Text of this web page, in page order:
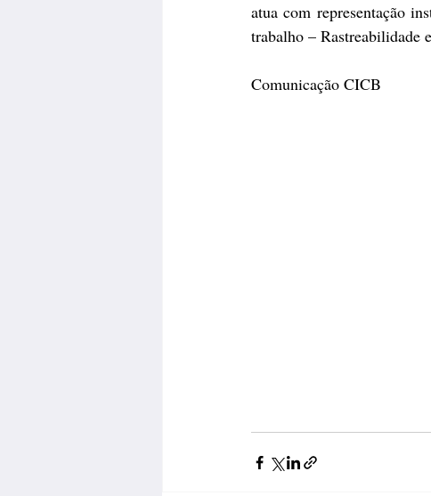
atua com representação
trabalho – Rastreabilidade
Comunicação CICB